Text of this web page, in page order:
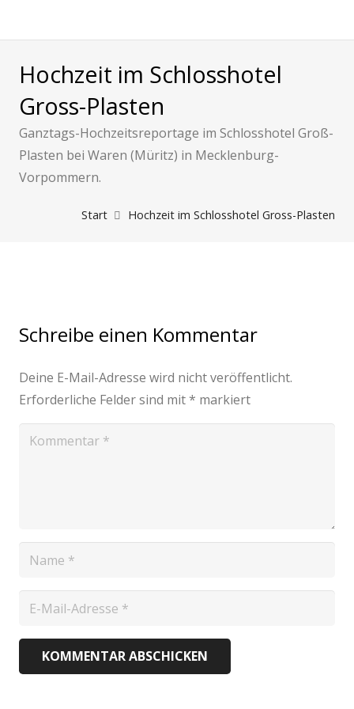
Hochzeit im Schlosshotel
Gross-Plasten
Ganztags-Hochzeitsreportage im Schlosshotel Groß-
Plasten bei Waren (Müritz) in Mecklenburg-
Vorpommern.
Start Hochzeit im Schlosshotel Gross-Plasten
Schreibe einen Kommentar
Deine E-Mail-Adresse wird nicht veröffentlicht.
Erforderliche Felder sind mit* markiert
KOMMENTAR ABSCHICKEN